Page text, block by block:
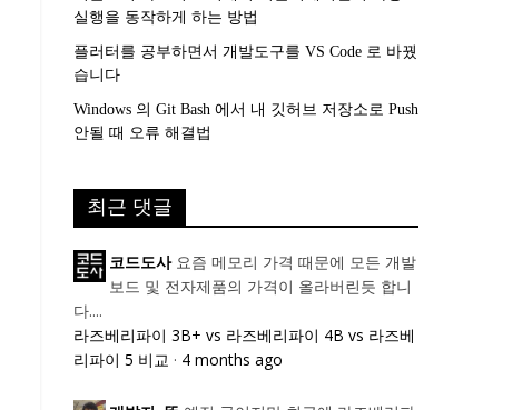
실행을 동작하게 하는 방법
플러터를 공부하면서 개발도구를 VS Code 로 바꿨
습니다
Windows 의 Git Bash 에서 내 깃허브 저장소로 Push
안될 때 오류 해결법
최근 댓글
코드도사 요즘 메모리 가격 때문에 모든 개발
보드 및 전자제품의 가격이 올라버린듯 합니
다....
라즈베리파이 3B+ vs 라즈베리파이 4B vs 라즈베
리파이 5 비교 · 4 months ago